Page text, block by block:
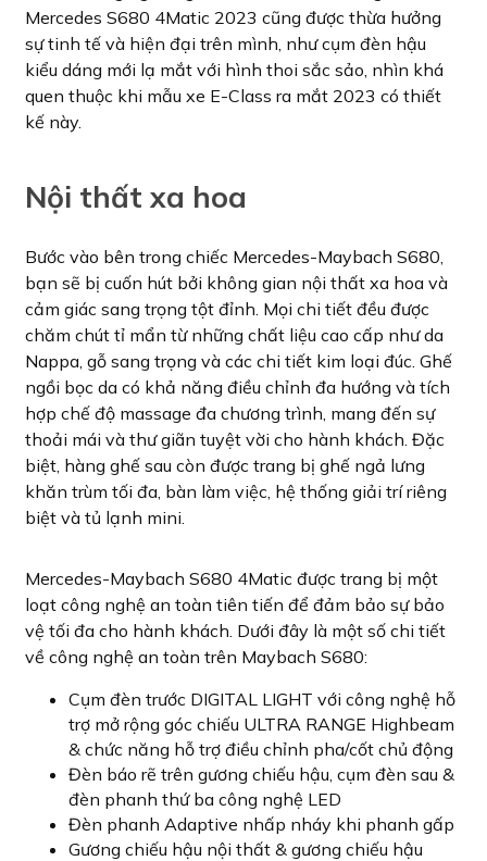
Mercedes S680 4Matic 2023 cũng được thừa hưởng
sự tinh tế và hiện đại trên mình, như cụm đèn hậu
kiểu dáng mới lạ mắt với hình thoi sắc sảo, nhìn khá
quen thuộc khi mẫu xe E-Class ra mắt 2023 có thiết
kế này.
Nội thất xa hoa
Bước vào bên trong chiếc Mercedes-Maybach S680,
bạn sẽ bị cuốn hút bởi không gian nội thất xa hoa và
cảm giác sang trọng tột đỉnh. Mọi chi tiết đều được
chăm chút tỉ mẩn từ những chất liệu cao cấp như da
Nappa, gỗ sang trọng và các chi tiết kim loại đúc. Ghế
ngồi bọc da có khả năng điều chỉnh đa hướng và tích
hợp chế độ massage đa chương trình, mang đến sự
thoải mái và thư giãn tuyệt vời cho hành khách. Đặc
biệt, hàng ghế sau còn được trang bị ghế ngả lưng
khăn trùm tối đa, bàn làm việc, hệ thống giải trí riêng
biệt và tủ lạnh mini.
Mercedes-Maybach S680 4Matic được trang bị một
loạt công nghệ an toàn tiên tiến để đảm bảo sự bảo
vệ tối đa cho hành khách. Dưới đây là một số chi tiết
về công nghệ an toàn trên Maybach S680:
Cụm đèn trước DIGITAL LIGHT với công nghệ hỗ
trợ mở rộng góc chiếu ULTRA RANGE Highbeam
& chức năng hỗ trợ điều chỉnh pha/cốt chủ động
Đèn báo rẽ trên gương chiếu hậu, cụm đèn sau &
đèn phanh thứ ba công nghệ LED
Đèn phanh Adaptive nhấp nháy khi phanh gấp
Gương chiếu hậu nội thất & gương chiếu hậu